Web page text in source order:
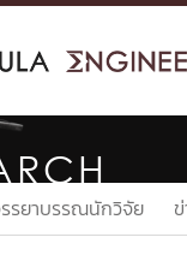
รยาบรรณนักวิจัย